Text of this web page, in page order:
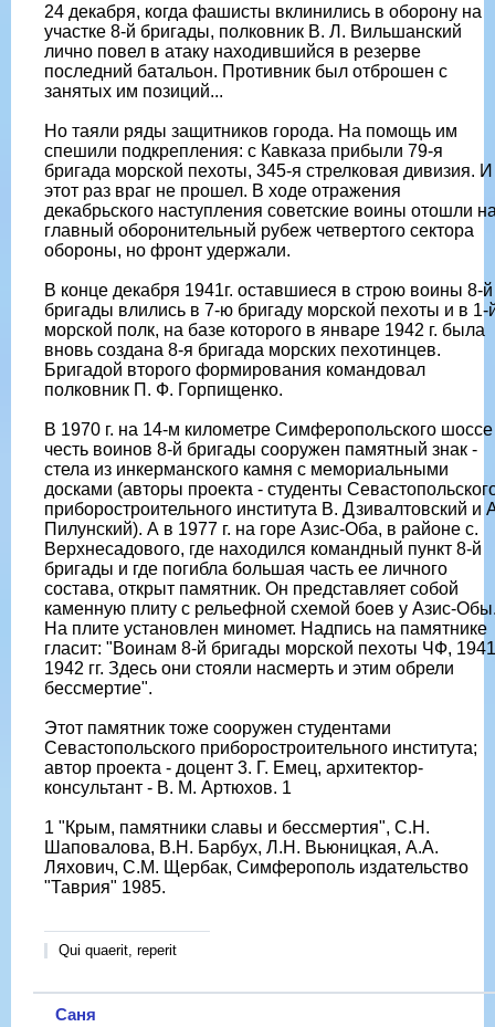
24 декабря, когда фашисты вклинились в оборону на
участке 8-й бригады, полковник В. Л. Вильшанский
лично повел в атаку находившийся в резерве
последний батальон. Противник был отброшен с
занятых им позиций...
Но таяли ряды защитников города. На помощь им
спешили подкрепления: с Кавказа прибыли 79-я
бригада морской пехоты, 345-я стрелковая дивизия.
этот раз враг не прошел. В ходе отражения
декабрьского наступления советские воины отошли
главный оборонительный рубеж четвертого сектора
обороны, но фронт удержали.
В конце декабря 1941г. оставшиеся в строю воины 8-й
бригады влились в 7-ю бригаду морской пехоты и в 1-
морской полк, на базе которого в январе 1942 г. была
вновь создана 8-я бригада морских пехотинцев.
Бригадой второго формирования командовал
полковник П. Ф. Горпищенко.
В 1970 г. на 14-м километре Симферопольского
честь воинов 8-й бригады сооружен памятный знак -
стела из инкерманского камня с мемориальными
досками (авторы проекта - студенты
приборостроительного института В. Дзивалтовский и
Пилунский). А в 1977 г. на горе Азис-Оба, в районе с.
Верхнесадового, где находился командный пункт 8-й
бригады и где погибла большая часть ее личного
состава, открыт памятник. Он представляет собой
каменную плиту с рельефной схемой боев у Азис-
На плите установлен миномет. Надпись на памятнике
гласит: "Воинам 8-й бригады морской пехоты ЧФ,
1942 гг. Здесь они стояли насмерть и этим обрели
бессмертие".
Этот памятник тоже сооружен студентами
Севастопольского приборостроительного института;
автор проекта - доцент 3. Г. Емец, архитектор-
консультант - В. М. Артюхов. 1
1 "Крым, памятники славы и бессмертия", С.Н.
Шаповалова, В.Н. Барбух, Л.Н. Вьюницкая, А.А.
Ляхович, С.М. Щербак, Симферополь издательство
"Таврия" 1985.
Qui quaerit, reperit
Саня